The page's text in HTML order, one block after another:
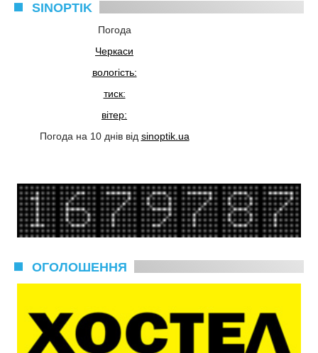
SINOPTIK
Погода
Черкаси
вологість:
тиск:
вітер:
Погода на 10 днів від sinoptik.ua
ОГОЛОШЕННЯ